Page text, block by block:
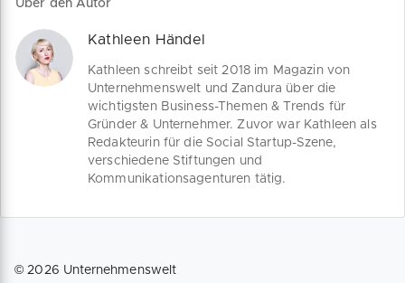
Über den Autor
Kathleen Händel
Kathleen schreibt seit 2018 im Magazin von
Unternehmenswelt und Zandura über die
wichtigsten Business-Themen & Trends für
Gründer & Unternehmer. Zuvor war Kathleen als
Redakteurin für die Social Startup-Szene,
verschiedene Stiftungen und
Kommunikationsagenturen tätig.
©2026 Unternehmenswelt